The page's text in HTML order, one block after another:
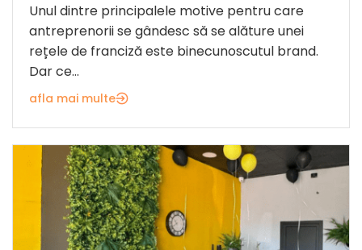
Unul dintre principalele motive pentru care
antreprenorii se gândesc să se alăture unei
rețele de franciză este binecunoscutul brand.
Dar ce...
afla mai multe